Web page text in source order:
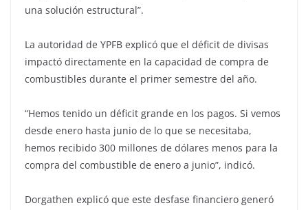
una solución estructural”.
La autoridad de YPFB explicó que el déficit de divisas
impactó directamente en la capacidad de compra de
combustibles durante el primer semestre del año.
“Hemos tenido un déficit grande en los pagos. Si vemos
desde enero hasta junio de lo que se necesitaba,
hemos recibido 300 millones de dólares menos para la
compra del combustible de enero a junio”, indicó.
Dorgathen explicó que este desfase financiero generó